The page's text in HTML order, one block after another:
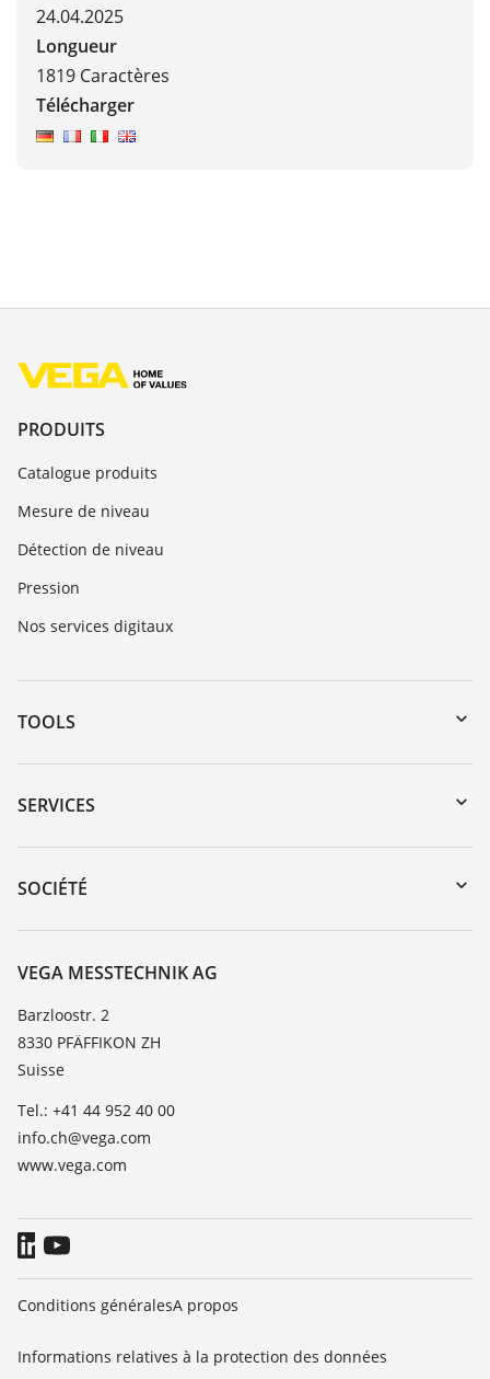
24.04.2025
Longueur
1819 Caractères
Télécharger
PRODUITS
Catalogue produits
Mesure de niveau
Détection de niveau
Pression
Nos services digitaux
TOOLS
Téléchargements
Recherche par numéro de série
DTM Collection/PACTware
SERVICES
Retour d'appareil
Formations
Liste de compatibilité chimique
TeamViewer
SOCIÉTÉ
À propos de VEGA
Contact
News
Presse
VEGA MESSTECHNIK AG
Barzloostr. 2
8330 PFÄFFIKON ZH
Suisse
Tel.: +41 44 952 40 00
info.ch@vega.com
www.vega.com
Conditions généralesA propos
Informations relatives à la protection des données